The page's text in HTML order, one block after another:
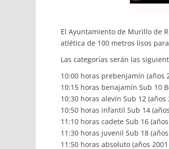
El Ayuntamiento de Murillo de
atlética de 100 metros lisos
Las categorías serán las
10:00 horas prebenjamín (años
10:15 horas benajamín Sub 10
10:30 horas alevín Sub 12 (años
10:50 horas infantil Sub 14
11:10 horas cadete Sub 16
11:30 horas juvenil Sub 18
11:50 horas absoluto (años